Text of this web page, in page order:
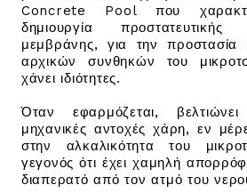
Concrete Pool που
δημιουργία προστατευτικής
μεμβράνης, για την προστασία
αρχικών συνθηκών του
χάνει ιδιότητες.
Όταν εφαρμόζεται,
μηχανικές αντοχές χάρη, εν
στην αλκαλικότητα του
γεγονός ότι έχει χαμηλή
διαπερατό από τον ατμό του